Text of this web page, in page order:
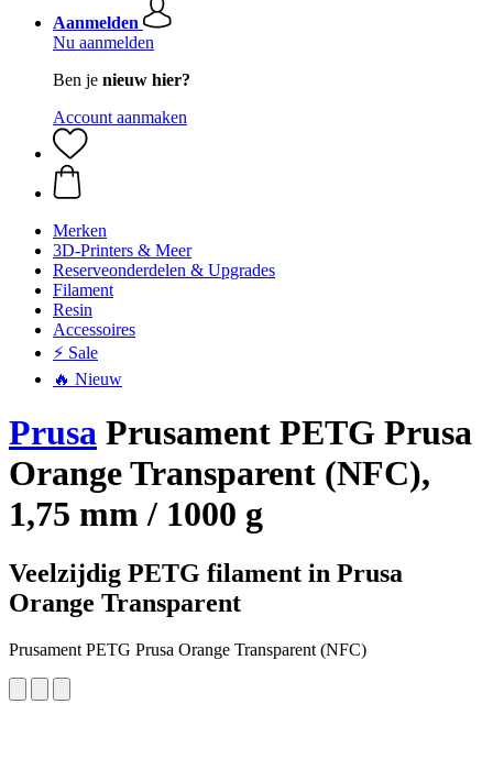
Aanmelden
Nu aanmelden
Ben je nieuw hier?
Account aanmaken
Merken
3D-Printers & Meer
Reserveonderdelen & Upgrades
Filament
Resin
Accessoires
⚡ Sale
🔥 Nieuw
Prusa Prusament PETG Prusa
Orange Transparent (NFC),
1,75 mm / 1000 g
Veelzijdig PETG filament in Prusa
Orange Transparent
Prusament PETG Prusa Orange Transparent (NFC)